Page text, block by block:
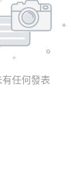
有任何發表